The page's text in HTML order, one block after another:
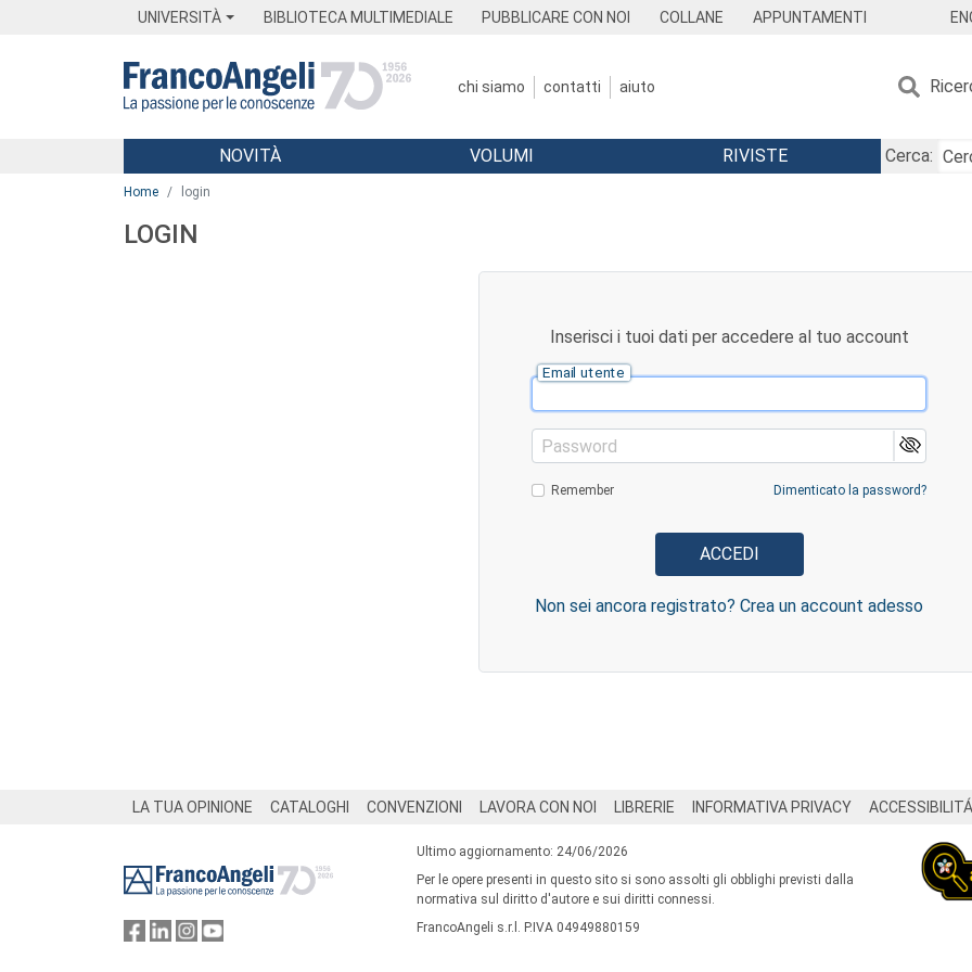
UNIVERSITÀ BIBLIOTECA MULTIMEDIALE PUBBLICARE CON NOI COLLANE APPUNTAMENTI
chi siamo contatti aiuto
Menu
NOVITÀ VOLUMI RIVISTE
Cerca:
Home login
LOGIN
Inserisci i tuoi dati per accedere al tuo account
Email utente
Password
Remember Dimenticato la password?
Non sei ancora registrato? Crea un account adesso
LA TUA OPINIONE CATALOGHI CONVENZIONI LAVORA CON NOI LIBRERIE INFORMATIVA PRIVACY ACCESSIBILITÁ
Ultimo aggiornamento: 24/06/2026
Per le opere presenti in questo sito si sono assolti gli obblighi previsti dalla
normativa sul diritto d'autore e sui diritti connessi.
FrancoAngeli s.r.l. P.IVA 04949880159